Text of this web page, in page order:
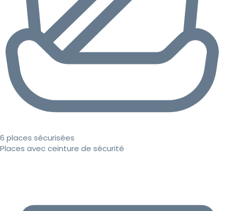
6 places sécurisées
Places avec ceinture de sécurité